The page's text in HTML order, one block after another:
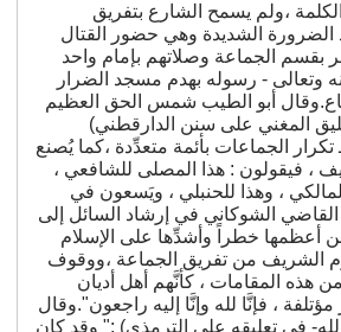
،ولم يسمح الشارع بتفريق
الضرورة الشديدة وهي حضور القتال
بقسم الجماعة وصلاتهم بإمام واحد
وتعالى - رسوله بهدم مسجد الضرار
أبو الطيب شمس الحق العظيم
المغني على سنن الدارقطني)
تكرار الجماعات بأئمة متعدِّدة ،كما يُصنع
، فيقولون : هذا المصلى للشافعي ،
، وهذا للحنبلي ، ويَسعون في
الشوكاني في إرشاد السائل إلى
أعظمها خطراً وأشدِّها على الإسلام
الشريف من تفريق الجماعة ،ووقوف
هذه المقامات ، كأنَّهم أهل أديان
، فإنَّا لله وإنَّا إليه راجعون".وقال
في تعليقه على الترمذي) :" وقد كان